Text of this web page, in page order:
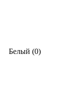
Белый (0)